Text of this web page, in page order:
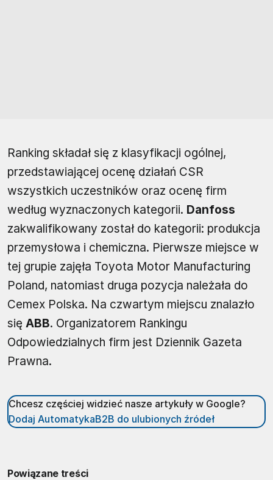
Ranking składał się z klasyfikacji ogólnej,
przedstawiającej ocenę działań CSR
wszystkich uczestników oraz ocenę firm
według wyznaczonych kategorii. Danfoss
zakwalifikowany został do kategorii: produkcja
przemysłowa i chemiczna. Pierwsze miejsce w
tej grupie zajęła Toyota Motor Manufacturing
Poland, natomiast druga pozycja należała do
Cemex Polska. Na czwartym miejscu znalazło
się ABB. Organizatorem Rankingu
Odpowiedzialnych firm jest Dziennik Gazeta
Prawna.
Chcesz częściej widzieć nasze artykuły w Google?
Dodaj AutomatykaB2B do ulubionych źródeł
Powiązane treści